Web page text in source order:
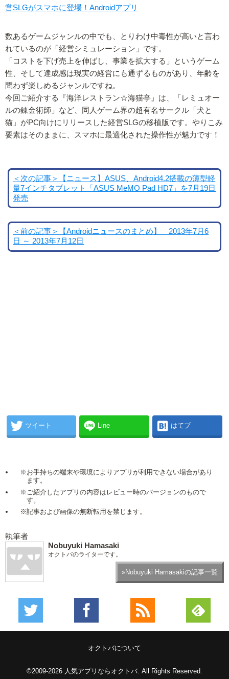
営SLGがスマホに登場！Androidアプリ
数あるゲームジャンルの中でも、とりわけ中毒性が高いと言わ
れているのが「経営シミュレーション」です。
「コストを下げ売上を伸ばし、事業を拡大する」というゲーム
性、そして達成感は現実の経営にも通ずるものがあり、年齢を
問わず楽しめるジャンルですね。
今回ご紹介する『海洋レストラン☆海猫亭』は、「レミュオー
ルの錬金術師」など、同人ゲーム界の超有名サークル「犬と
猫」がPC向けにリリースした経営SLGの移植版です。やりこみ
要素はそのままに、スマホに最適化された操作性が魅力です！
＜次の記事＞【ニュース】ASUS、Android4.2搭載の薄型軽
量7インチタブレット「ASUS MeMO Pad HD7」を7月19日
発売
＜前の記事＞【Androidニュースのまとめ】 2013年7月6
日 ～ 2013年7月12日
ツイート Line はてブ
※お手持ちの端末や環境によりアプリが利用できない場合があり
ます。
※ご紹介したアプリの内容はレビュー時のバージョンのもので
す。
※記事および画像の無断転用を禁じます。
執筆者
Nobuyuki Hamasaki
オクトバのライターです。
»Nobuyuki Hamasakiの記事一覧
オクトバについて
©2009-2026 人気アプリならオクトバ. All Rights Reserved.